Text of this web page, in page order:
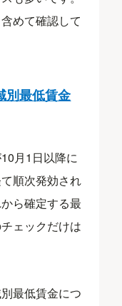
めて確認して
別最低賃金
月1日以降に
順次発効され
ら確定する最
ェックだけは
最低賃金につ